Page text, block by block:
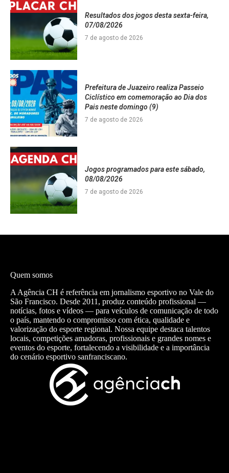
Resultados dos jogos desta sexta-feira,
07/08/2026
7 de agosto de 2026
Prefeitura de Juazeiro realiza Passeio
Ciclístico em comemoração ao Dia dos
Pais neste domingo (9)
7 de agosto de 2026
Jogos programados para este sábado,
08/08/2026
7 de agosto de 2026
Quem somos
A Agência CH é referência em jornalismo esportivo no Vale do
São Francisco. Desde 2011, produz conteúdo profissional —
notícias, fotos e vídeos — para veículos de comunicação de todo
o país, mantendo o compromisso com ética, qualidade e
valorização do esporte regional. Nossa equipe destaca talentos
locais, competições amadoras, profissionais e grandes nomes e
eventos do esporte, fortalecendo a visibilidade e a importância
do cenário esportivo sanfranciscano.